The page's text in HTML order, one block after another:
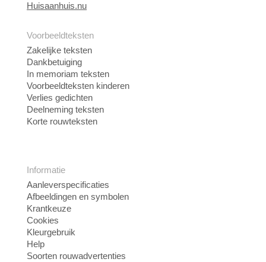
Huisaanhuis.nu
Voorbeeldteksten
Zakelijke teksten
Dankbetuiging
In memoriam teksten
Voorbeeldteksten kinderen
Verlies gedichten
Deelneming teksten
Korte rouwteksten
Informatie
Aanleverspecificaties
Afbeeldingen en symbolen
Krantkeuze
Cookies
Kleurgebruik
Help
Soorten rouwadvertenties